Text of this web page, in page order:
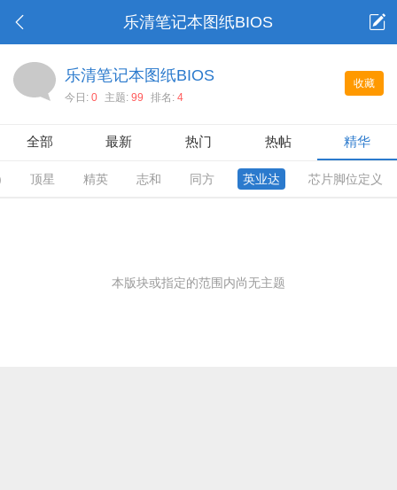
乐清笔记本图纸BIOS
收藏
乐清笔记本图纸BIOS
今日: 0 主题: 99 排名: 4
全部 最新 热门 热帖 精华
顶星 精英 志和 同方 英业达 芯片脚位定义
本版块或指定的范围内尚无主题